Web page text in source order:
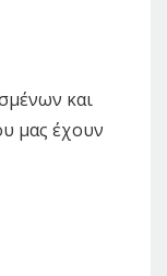
και
μας έχουν